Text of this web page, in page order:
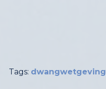
Tags: dwangwetgeving